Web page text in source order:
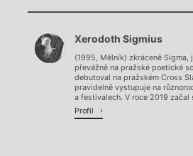
Chviličku.
Načítá se.
Xerodoth Sigmius
(1995, Mělník) zkráceně Sigma,
převážně na pražské poetické
debutoval na pražském Cross
pravidelně vystupuje na
a festivalech. V roce 2019 začal
Profil